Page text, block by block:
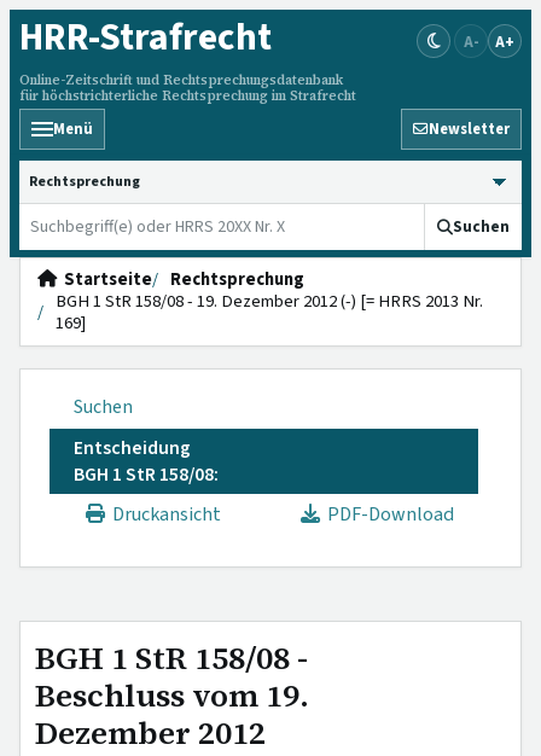
HRR-Strafrecht
Online-Zeitschrift und Rechtsprechungsdatenbank
für höchstrichterliche Rechtsprechung im Strafrecht
A- A+
Menü Newsletter
HRRS durchsuchen
Suchen
Startseite
Rechtsprechung
BGH 1 StR 158/08 - 19. Dezember 2012 (-) [= HRRS 2013 Nr.
169]
Suchen
Entscheidung
BGH 1 StR 158/08:
Druckansicht
PDF-Download
BGH 1 StR 158/08 -
Beschluss vom 19.
Dezember 2012